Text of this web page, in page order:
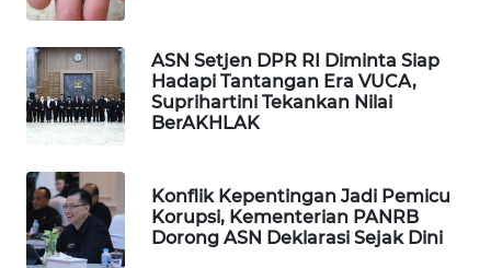
ASN Setjen DPR RI Diminta Siap
Hadapi Tantangan Era VUCA,
Suprihartini Tekankan Nilai
BerAKHLAK
Konflik Kepentingan Jadi Pemicu
Korupsi, Kementerian PANRB
Dorong ASN Deklarasi Sejak Dini
WAHANA
WAHANA
TV
WAHANANEWS
ID
WAHANANEWS